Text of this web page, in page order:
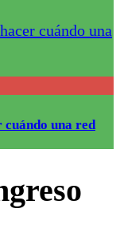
cuándo una red